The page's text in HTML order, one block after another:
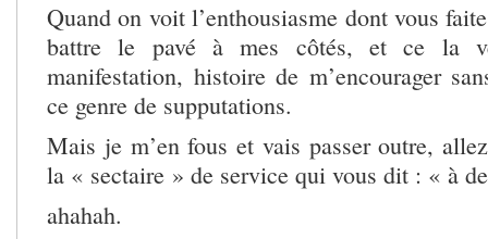
Quand on voit l’enthousiasme dont vous
battre le pavé à mes côtés, et ce la
manifestation, histoire de m’encourager
ce genre de supputations.
Mais je m’en fous et vais passer outre,
la « sectaire » de service qui vous dit : « à
ahahah.